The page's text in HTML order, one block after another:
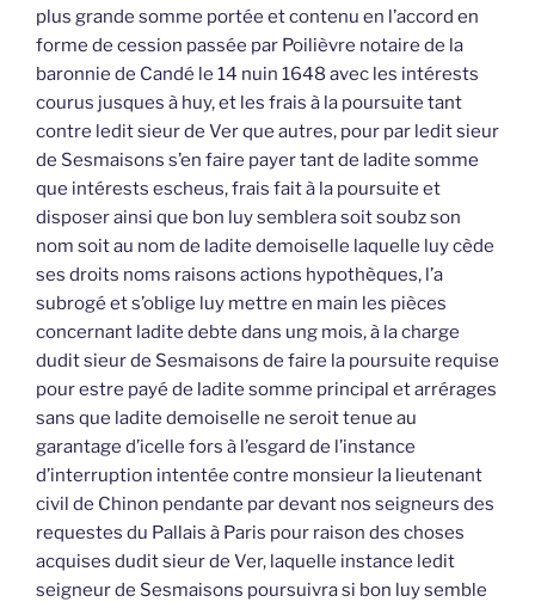
plus grande somme portée et contenu en l’accord en
forme de cession passée par Poilièvre notaire de la
baronnie de Candé le 14 nuin 1648 avec les intérests
courus jusques à huy, et les frais à la poursuite tant
contre ledit sieur de Ver que autres, pour par ledit sieur
de Sesmaisons s’en faire payer tant de ladite somme
que intérests escheus, frais fait à la poursuite et
disposer ainsi que bon luy semblera soit soubz son
nom soit au nom de ladite demoiselle laquelle luy cède
ses droits noms raisons actions hypothèques, l’a
subrogé et s’oblige luy mettre en main les pièces
concernant ladite debte dans ung mois, à la charge
dudit sieur de Sesmaisons de faire la poursuite requise
pour estre payé de ladite somme principal et arrérages
sans que ladite demoiselle ne seroit tenue au
garantage d’icelle fors à l’esgard de l’instance
d’interruption intentée contre monsieur la lieutenant
civil de Chinon pendante par devant nos seigneurs des
requestes du Pallais à Paris pour raison des choses
acquises dudit sieur de Ver, laquelle instance ledit
seigneur de Sesmaisons poursuivra si bon luy semble